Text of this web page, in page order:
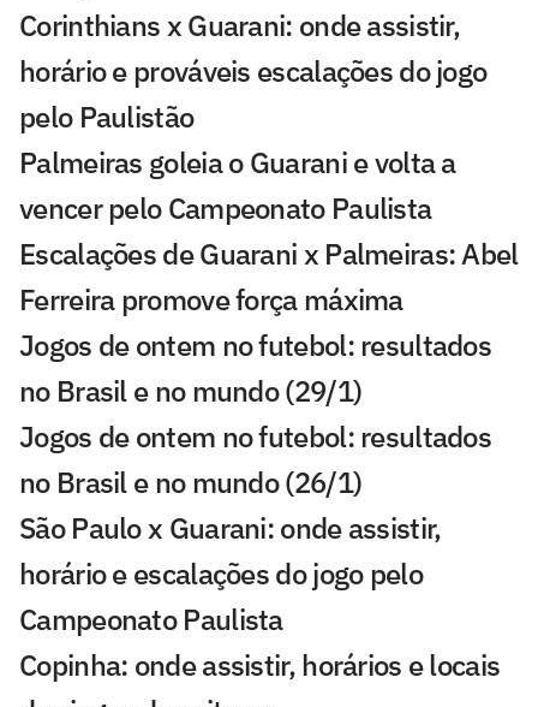
Corinthians x Guarani: onde assistir,
horário e prováveis escalações do jogo
pelo Paulistão
Palmeiras goleia o Guarani e volta a
vencer pelo Campeonato Paulista
Escalações de Guarani x Palmeiras: Abel
Ferreira promove força máxima
Jogos de ontem no futebol: resultados
no Brasil e no mundo (29/1)
Jogos de ontem no futebol: resultados
no Brasil e no mundo (26/1)
São Paulo x Guarani: onde assistir,
horário e escalações do jogo pelo
Campeonato Paulista
Copinha: onde assistir, horários e locais